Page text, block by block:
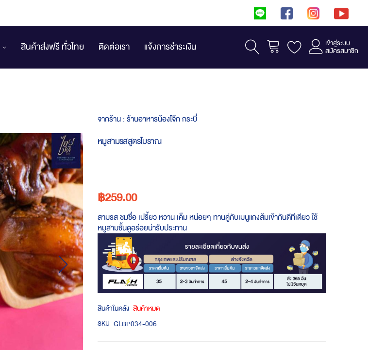
สินค้าส่งฟรี ทั่วไทย ติดต่อเรา แจ้งการชำระเงิน รถเข็น เข้าสู่ระบบ
สมัครสมาชิก
จากร้าน :ร้านอาหารน้องโจ๊ก กระบี่
หมูสามรสสูตรโบราณ
฿259.00
สามรส ชมชื่อ เปรี้ยว หวาน เค็ม หน่อยๆ ทานคู่กับเมนูแกงส้มเข้ากันดีทีเดียว ใช้
หมูสามชั้นดูอร่อยน่ารับประทาน
สินค้าในคลัง สินค้าหมด
SKU GLBP034-006